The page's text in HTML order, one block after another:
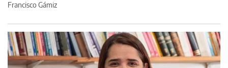
Francisco Gámiz